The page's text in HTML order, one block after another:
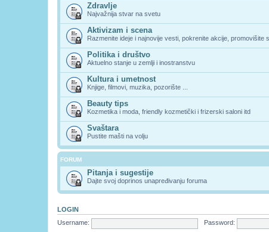
Zdravlje
Najvažnija stvar na svetu
Aktivizam i scena
Razmenite ideje i najnovije vesti, pokrenite akcije, promovišite
Politika i društvo
Aktuelno stanje u zemlji i inostranstvu
Kultura i umetnost
Knjige, filmovi, muzika, pozorište ...
Beauty tips
Kozmetika i moda, friendly kozmetički i frizerski saloni itd
Svaštara
Pustite mašti na volju
FORUM
Pitanja i sugestije
Dajte svoj doprinos unapređivanju foruma
LOGIN
Username:
Password: